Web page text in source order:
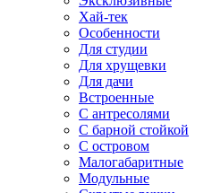
Хай-тек
Особенности
Для студии
Для хрущевки
Для дачи
Встроенные
С антресолями
С барной стойкой
С островом
Малогабаритные
Модульные